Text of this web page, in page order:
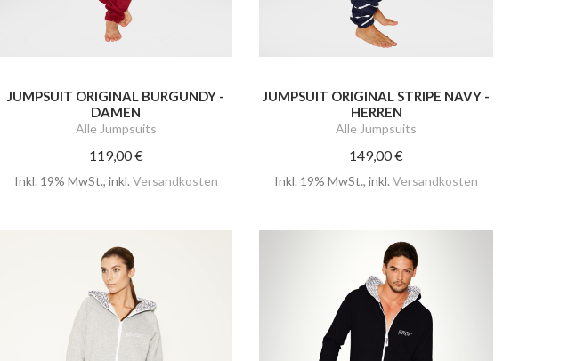
JUMPSUIT ORIGINAL BURGUNDY -
DAMEN
Alle Jumpsuits
119,00 €
Inkl. 19% MwSt., inkl. Versandkosten
JUMPSUIT ORIGINAL STRIPE NAVY -
HERREN
Alle Jumpsuits
149,00 €
Inkl. 19% MwSt.,inkl.Versandkosten